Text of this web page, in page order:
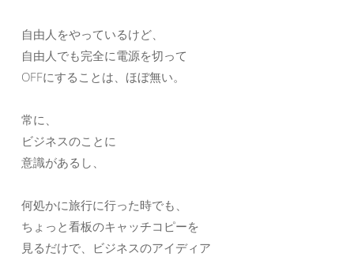
自由人をやっているけど、
自由人でも完全に電源を切って
OFFにすることは、ほぼ無い。
常に、
ビジネスのことに
意識があるし、
何処かに旅行に行った時でも、
ちょっと看板のキャッチコピーを
見るだけで、ビジネスのアイディア